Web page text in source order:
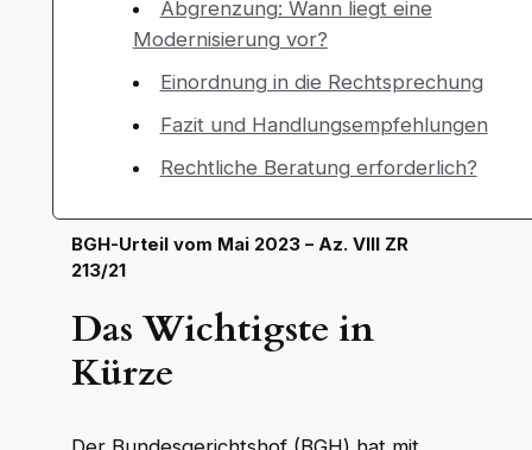
Abgrenzung: Wann liegt eine
Modernisierung vor?
Einordnung in die Rechtsprechung
Fazit und Handlungsempfehlungen
Rechtliche Beratung erforderlich?
BGH-Urteil vom Mai 2023 – Az. VIII ZR
213/21
Das Wichtigste in
Kürze